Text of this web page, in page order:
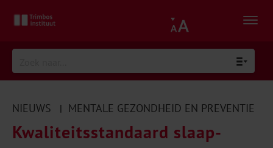
NIEUWS | MENTALE GEZONDHEID EN PREVENTIE
Kwaliteitsstandaard slaap-